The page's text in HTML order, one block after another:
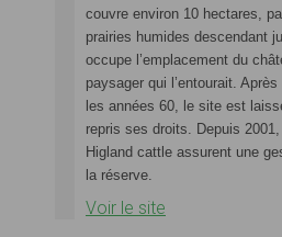
couvre environ 10 hectares,
prairies humides descendant
occupe l’emplacement du
paysager qui l’entourait.
les années 60, le site est
repris ses droits.
Depuis
Higland cattle assurent une
la réserve.
Voir le site